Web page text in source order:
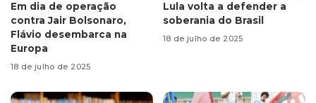
Em dia de operação
contra Jair Bolsonaro,
Flávio desembarca na
Europa
18 de julho de 2025
Lula volta a defender a
soberania do Brasil
18 de julho de 2025